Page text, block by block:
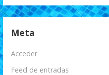
Meta
Acceder
Feed de entradas